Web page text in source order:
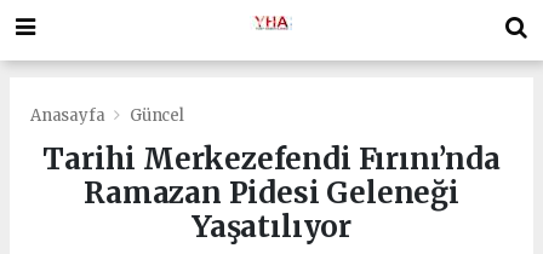
Anasayfa Güncel
Tarihi Merkezefendi Fırını’nda
Ramazan Pidesi Geleneği
Yaşatılıyor